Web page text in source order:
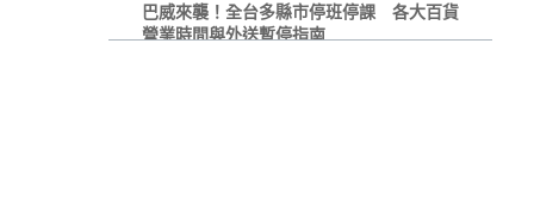
巴威來襲！全台多縣市停班停課 各大百貨
營業時間與外送暫停指南